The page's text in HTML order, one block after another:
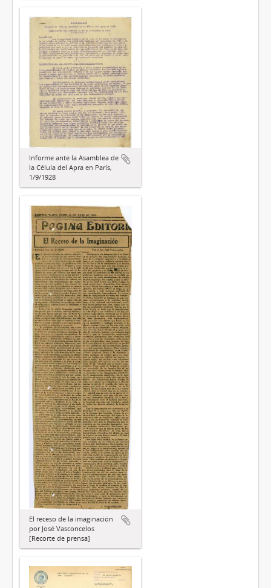
Informe ante la Asamblea de
la Célula del Apra en París,
1/9/1928
El receso de la imaginación
por José Vasconcelos
[Recorte de prensa]